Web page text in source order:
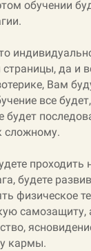
обучении
страницы, да и
Вам
все
будет
сложному.
проходить
будете
физическое
самозащиту,
кармы.